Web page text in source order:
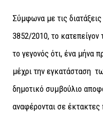
Σύμφωνα με τις
3852/2010, το
το γεγονός ότι, ένα μήνα
μέχρι την εγκατάσταση
δημοτικό συμβούλιο
αναφέρονται σε έκτακτες